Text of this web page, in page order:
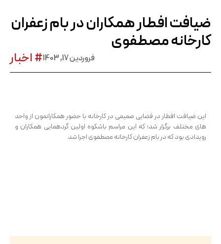
ضیافت افطار همکاران در بام زعفران
کارخانه مصطفوی
فروردین 17, 1403 # اخبار
این ضیافت افطار در فضایی صمیمی در کارخانه با حضور همکارانمون از واحد
های مختلف برگزار شد؛ که این مراسم باشکوه اولین گردهمایی همکاران و
رویدادی بود که در بام زعفران کارخانه مصطفوی اجرا شد.